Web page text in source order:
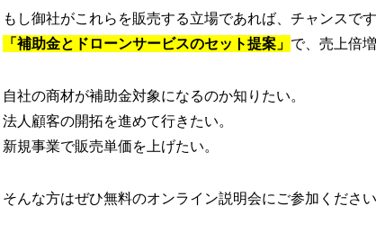
もし御社がこれらを販売する立場であれば、チャンスです
「補助金とドローンサービスのセット提案」 で、売上倍
自社の商材が補助金対象になるのか知りたい。
法人顧客の開拓を進めて行きたい。
新規事業で販売単価を上げたい。
そんな方はぜひ無料のオンライン説明会にご参加ください